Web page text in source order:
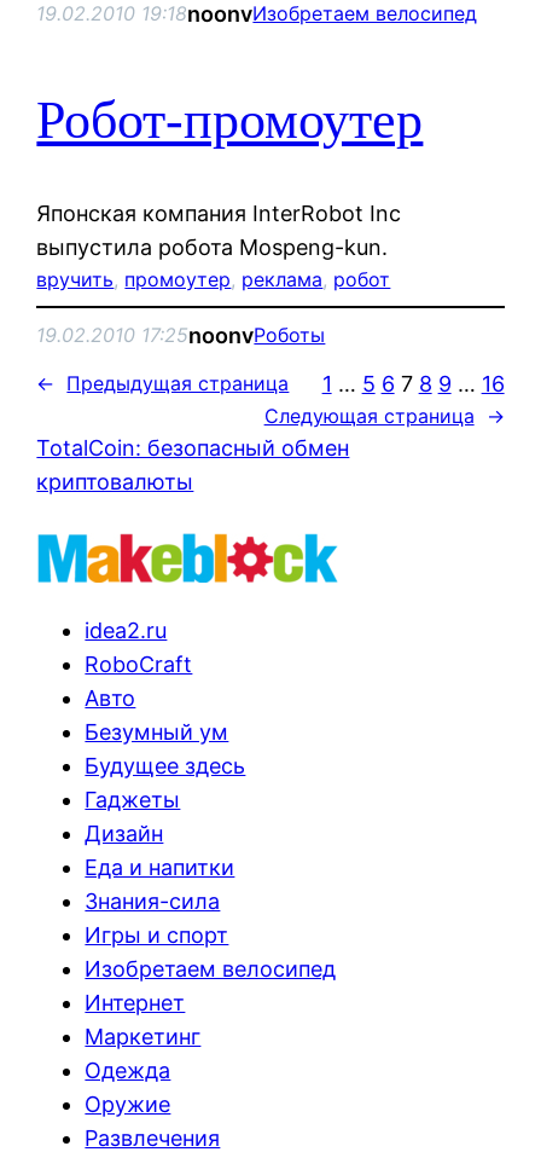
19.02.2010 19:18noonvИзобретаем велосипед
Робот-промоутер
Японская компания InterRobot Inc
выпустила робота Mospeng-kun.
вручить, промоутер, реклама, робот
19.02.2010 17:25noonvРоботы
← Предыдущая страница 1 … 5 6 7 8 9 … 16
Следующая страница →
TotalCoin: безопасный обмен
криптовалюты
idea2.ru
RoboCraft
Авто
Безумный ум
Будущее здесь
Гаджеты
Дизайн
Еда и напитки
Знания-сила
Игры и спорт
Изобретаем велосипед
Интернет
Маркетинг
Одежда
Оружие
Развлечения